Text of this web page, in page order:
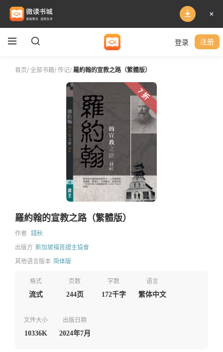
登录 注册
首页/ 全部书籍/ 传记/ 羅約翰的宣教之路（繁體版）
7 折
羅約翰的宣教之路（繁體版）
作者 錢秋
出版方 新加坡福音證主協會
其他语言版本 简体版
格式
流式
页数
244页
字数
172千字
语言
繁体中文
文件大小
10336K
出版日期
2024年7月